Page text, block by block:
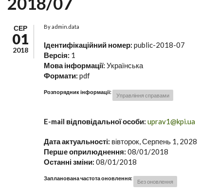
СЕР
01
2018
Byadmin.data
Ідентифікаційний номер: public-2018-07
Версія: 1
Мова інформації: Українська
Формати: pdf
Розпорядник інформації:
Управління справами
E-mail відповідальної особи: uprav1@kpi.ua
Дата актуальності: вівторок, Серпень 1, 2028
Перше оприлюднення: 08/01/2018
Останні зміни: 08/01/2018
Запланована частота оновлення:
Без оновлення